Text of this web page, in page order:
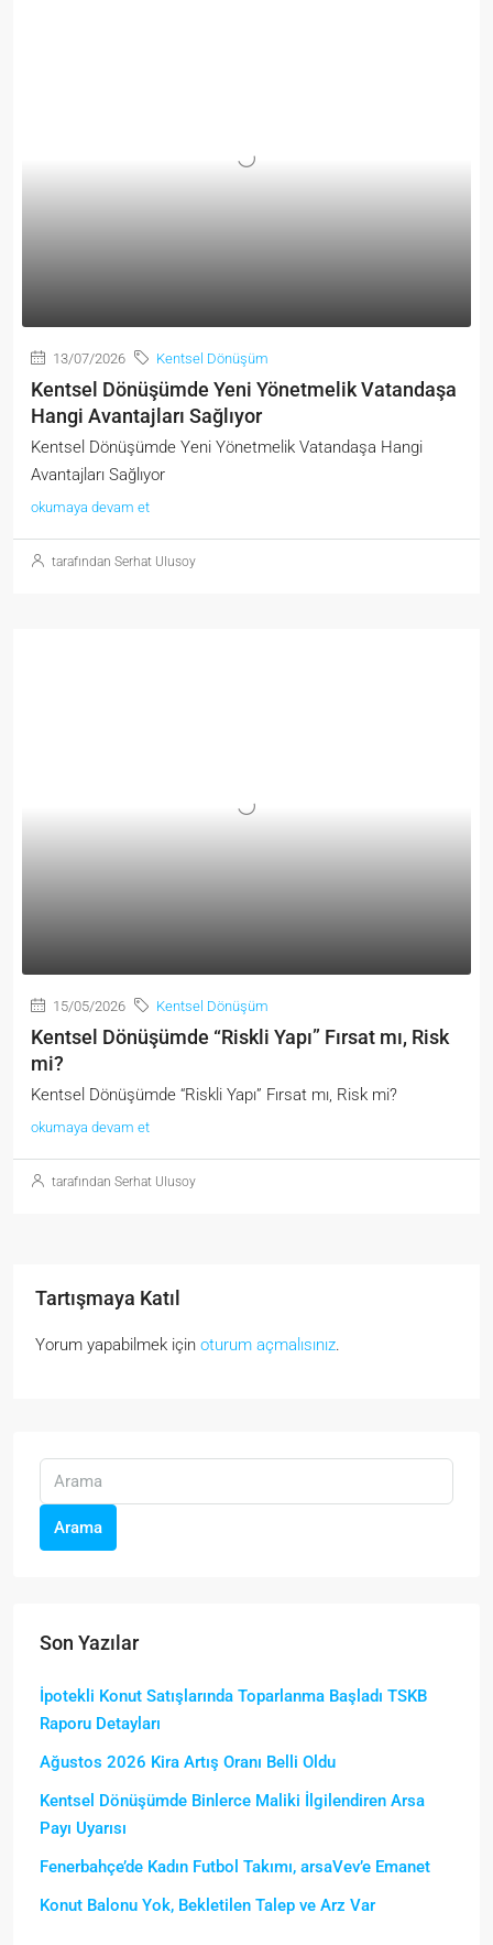
13/07/2026 Kentsel Dönüşüm
Kentsel Dönüşümde Yeni Yönetmelik Vatandaşa
Hangi Avantajları Sağlıyor
Kentsel Dönüşümde Yeni Yönetmelik Vatandaşa Hangi
Avantajları Sağlıyor
okumaya devam et
tarafından Serhat Ulusoy
15/05/2026 Kentsel Dönüşüm
Kentsel Dönüşümde “Riskli Yapı” Fırsat mı, Risk
mi?
Kentsel Dönüşümde “Riskli Yapı” Fırsat mı, Risk mi?
okumaya devam et
tarafından Serhat Ulusoy
Tartışmaya Katıl
Yorum yapabilmek için oturum açmalısınız.
Arama
Son Yazılar
İpotekli Konut Satışlarında Toparlanma Başladı TSKB
Raporu Detayları
Ağustos 2026 Kira Artış Oranı Belli Oldu
Kentsel Dönüşümde Binlerce Maliki İlgilendiren Arsa
Payı Uyarısı
Fenerbahçe’de Kadın Futbol Takımı, arsaVev’e Emanet
Konut Balonu Yok, Bekletilen Talep ve Arz Var